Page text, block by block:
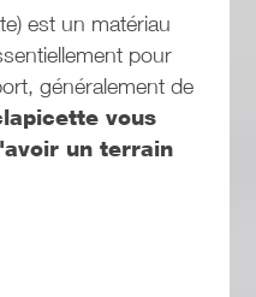
est un matériau
pour
généralement de
vous
un terrain